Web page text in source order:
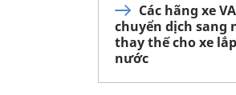
Các hãng xe
chuyển dịch sang
thay thế cho xe
nước